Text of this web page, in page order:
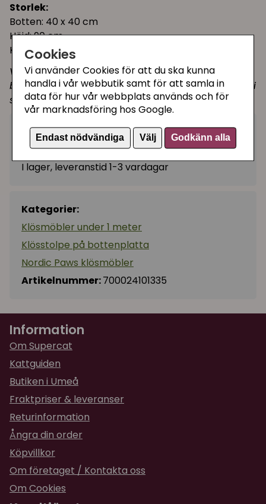
Cookies
Vi använder Cookies för att du ska kunna
handla i vår webbutik samt för att samla in
data för hur vår webbplats används och för
vår marknadsföring hos Google.
Endast nödvändiga Välj Godkänn alla
Storlek:
Botten: 40 x 40 cm
Höjd: 90 cm
Klösstolpe: Ø 8,5 cm
Vi rekommenderar alltid att man klipper bort
bollen i snöret, detta så att din katt inte ska fastna i
snöret.
349 kr − + Köp
I lager, leveranstid 1-3 vardagar
Kategorier:
Klösmöbler under 1 meter
Klösstolpe på bottenplatta
Nordic Paws klösmöbler
Artikelnummer:700024101335
Information
Om Supercat
Kattguiden
Butiken i Umeå
Fraktpriser & leveranser
Returinformation
Ångra din order
Köpvillkor
Om företaget / Kontakta oss
Om Cookies